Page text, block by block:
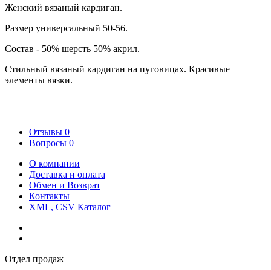
Женский вязаный кардиган.
Размер универсальный 50-56.
Состав - 50% шерсть 50% акрил.
Стильный вязаный кардиган на пуговицах. Красивые
элементы вязки.
Отзывы 0
Вопросы 0
О компании
Доставка и оплата
Обмен и Возврат
Контакты
XML, CSV Каталог
Отдел продаж